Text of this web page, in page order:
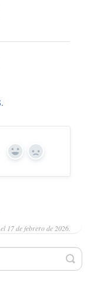
Sí No
17 de febrero de 2026.